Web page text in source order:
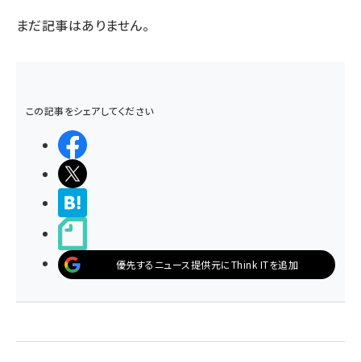
まだ記事はありません。
この記事をシェアしてください
優先するニュース提供元にThink ITを追加